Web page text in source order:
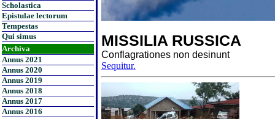
Scholastica
Epistulae lectorum
Tempestas
Qui simus
Archiva
Annus 2021
Annus 2020
Annus 2019
Annus 2018
Annus 2017
Annus 2016
MISSILIA RUSSICA
Conflagrationes non desinunt
Sequitur.